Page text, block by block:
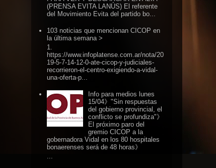
(PRENSA EVITA LANÚS) El referente
del Movimiento Evita del partido bo...
103 noticias que mencionan CICOP en
la última semana >
1.
https://www.infoplatense.com.ar/nota/20
19-5-7-14-12-0-ate-cicop-y-judiciales-
recorrieron-el-centro-exigiendo-a-vidal-
una-oferta-p...
Info para medios lunes
15/04》"Sin respuestas
del gobierno provincial, el
conflicto se profundiza"》
El próximo paro del
gremio CICOP a la
gobernadora Vidal en los 80 hospitales
bonaerenses será de 48 horas》